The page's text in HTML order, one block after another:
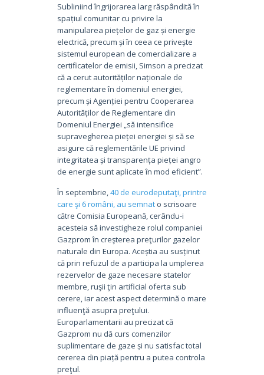
Subliniind îngrijorarea larg răspândită în
spațiul comunitar cu privire la
manipularea piețelor de gaz și energie
electrică, precum și în ceea ce privește
sistemul european de comercializare a
certificatelor de emisii, Simson a precizat
că a cerut autorităților naționale de
reglementare în domeniul energiei,
precum și Agenției pentru Cooperarea
Autorităților de Reglementare din
Domeniul Energiei „să intensifice
supravegherea pieței energiei și să se
asigure că reglementările UE privind
integritatea și transparența pieței angro
de energie sunt aplicate în mod eficient”.
În septembrie,40 de eurodeputaţi, printre
care şi 6 români, au semnato scrisoare
către Comisia Europeană, cerându-i
acesteia să investigheze rolul companiei
Gazprom în creşterea preţurilor gazelor
naturale din Europa. Aceștia au susținut
că prin refuzul de a participa la umplerea
rezervelor de gaze necesare statelor
membre, ruşii ţin artificial oferta sub
cerere, iar acest aspect determină o mare
influenţă asupra preţului.
Europarlamentarii au precizat că
Gazprom nu dă curs comenzilor
suplimentare de gaze și nu satisfac total
cererea din piață pentru a putea controla
preţul.